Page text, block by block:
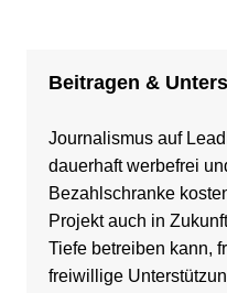
Beitragen &
Journalismus auf
dauerhaft werbefrei
Bezahlschranke
Projekt auch in
Tiefe betreiben kann,
freiwillige